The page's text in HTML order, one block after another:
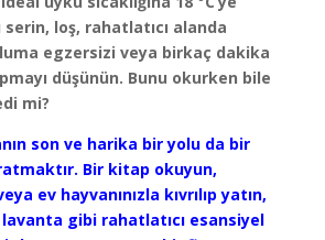
serin, loş, rahatlatıcı alanda
egzersizi veya birkaç dakika
düşünün. Bunu okurken bile
mi?
son ve harika bir yolu da bir
Bir kitap okuyun,
ev hayvanınızla kıvrılıp yatın,
gibi rahatlatıcı esansiyel